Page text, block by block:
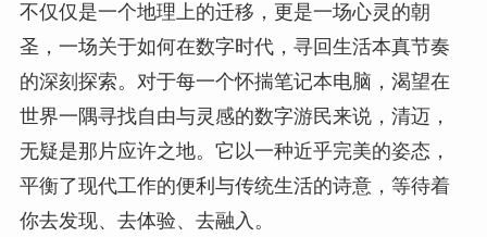
不仅仅是一个地理上的迁移，更是一场心灵的朝
圣，一场关于如何在数字时代，寻回生活本真节奏
的深刻探索。对于每一个怀揣笔记本电脑，渴望在
世界一隅寻找自由与灵感的数字游民来说，清迈，
无疑是那片应许之地。它以一种近乎完美的姿态，
平衡了现代工作的便利与传统生活的诗意，等待着
你去发现、去体验、去融入。